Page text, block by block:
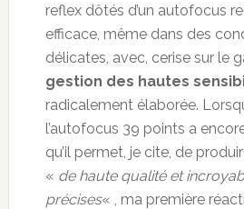
reflex dôtés d’un autofocus
efficace, même dans des
délicates, avec, cerise sur le
gestion des hautes
radicalement élaborée.
l’autofocus 39 points a
qu’il permet, je cite, de
« de haute qualité et
précises« , ma première